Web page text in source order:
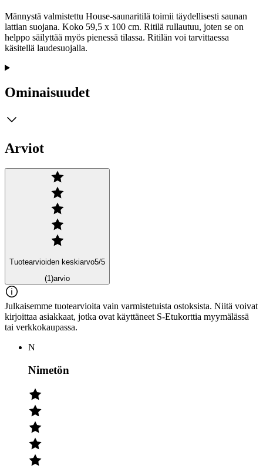
Männystä valmistettu House-saunaritilä toimii täydellisesti saunan
lattian suojana. Koko 59,5 x 100 cm. Ritilä rullautuu, joten se on
helppo säilyttää myös pienessä tilassa. Ritilän voi tarvittaessa
käsitellä laudesuojalla.
Ominaisuudet
Arviot
Tuotearvioiden keskiarvo5/5
(1)arvio
Julkaisemme tuotearvioita vain varmistetuista ostoksista. Niitä voivat
kirjoittaa asiakkaat, jotka ovat käyttäneet S-Etukorttia myymälässä
tai verkkokaupassa.
N
Nimetön